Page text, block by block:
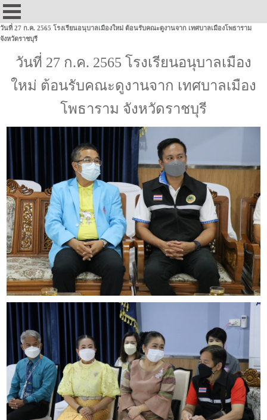
วันที่ 27 ก.ค. 2565 โรงเรียนอนุบาลเมืองใหม่ ต้อนรับคณะดูงานจาก เทศบาลเมืองโพธาราม
จังหวัดราชบุรี
วันที่ 27 ก.ค. 2565 โรงเรียนอนุบาลเมือง
ใหม่ ต้อนรับคณะดูงานจาก เทศบาลเมือง
โพธาราม จังหวัดราชบุรี